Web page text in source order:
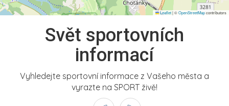
Leaflet|©OpenStreetMapcontributors
Svět sportovních
informací
Vyhledejte sportovní informace z Vašeho města a
vyrazte na SPORT živě!